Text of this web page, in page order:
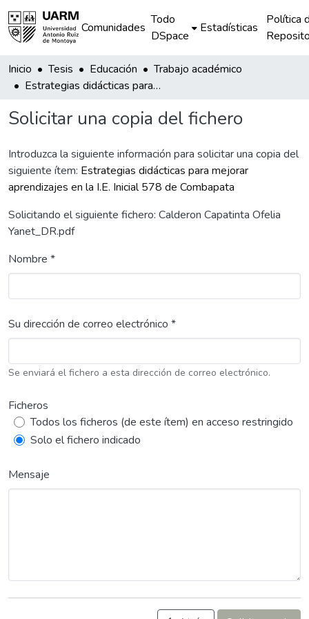
Comunidades
Todo
DSpace
Estadísticas
Política
Inicio Tesis Educación
Trabajo académico
Estrategias didácticas para mejorar aprendizajes en la I.E. Inicial 578 de Combapata
Solicitar una copia del fichero
Introduzca la siguiente información para solicitar una copia del
siguiente ítem: Estrategias didácticas para mejorar
aprendizajes en la I.E. Inicial 578 de Combapata
Solicitando el siguiente fichero: Calderon Capatinta Ofelia
Yanet_DR.pdf
Nombre *
Su dirección de correo electrónico *
Se enviará el fichero a esta dirección de correo electrónico.
Ficheros
Todos los ficheros (de este ítem) en acceso restringido
Solo el fichero indicado
Mensaje